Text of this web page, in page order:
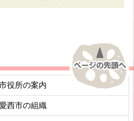
役所の案内
西市の組織